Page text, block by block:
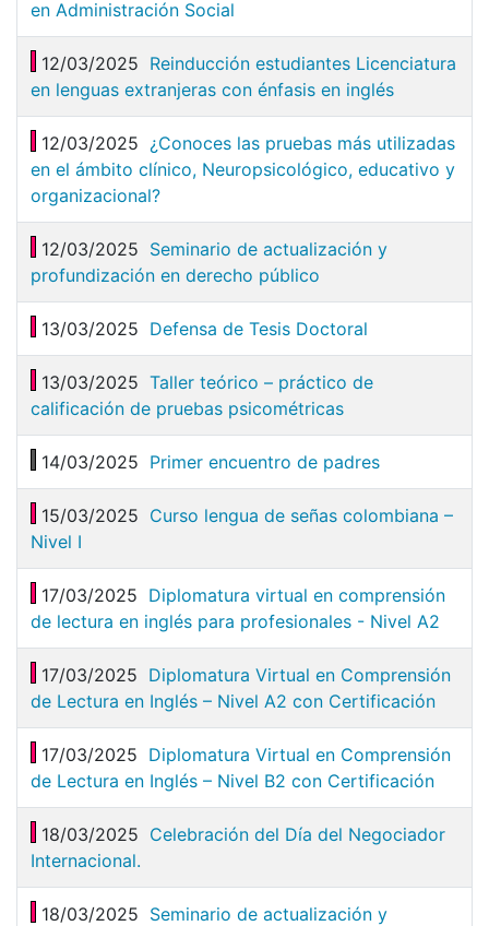
en Administración Social
12/03/2025 Reinducción estudiantes Licenciatura
en lenguas extranjeras con énfasis en inglés
12/03/2025 ¿Conoces las pruebas más utilizadas
en el ámbito clínico, Neuropsicológico, educativo y
organizacional?
12/03/2025 Seminario de actualización y
profundización en derecho público
13/03/2025 Defensa de Tesis Doctoral
13/03/2025 Taller teórico – práctico de
calificación de pruebas psicométricas
14/03/2025 Primer encuentro de padres
15/03/2025 Curso lengua de señas colombiana –
Nivel I
17/03/2025 Diplomatura virtual en comprensión
de lectura en inglés para profesionales - Nivel A2
17/03/2025 Diplomatura Virtual en Comprensión
de Lectura en Inglés – Nivel A2 con Certificación
17/03/2025 Diplomatura Virtual en Comprensión
de Lectura en Inglés – Nivel B2 con Certificación
18/03/2025 Celebración del Día del Negociador
Internacional.
18/03/2025 Seminario de actualización y